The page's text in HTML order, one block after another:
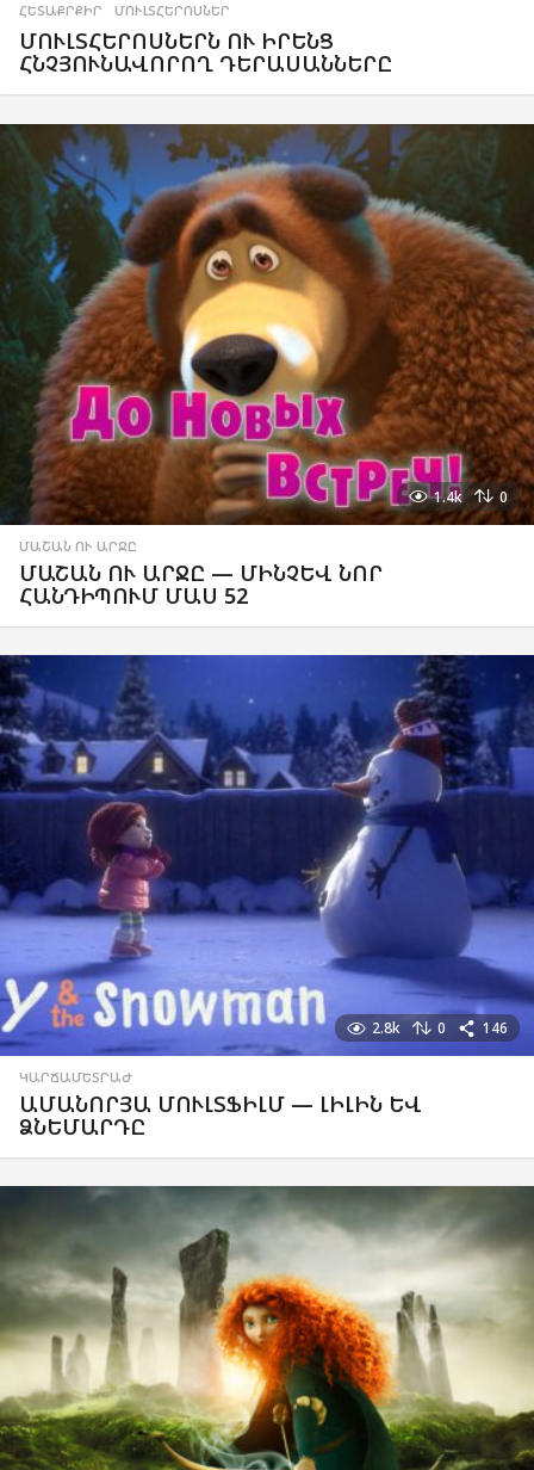
ՀԵՏԱՔՐՔԻՐ ,ՄՈՒԼՏՀԵՐՈՍՆԵՐ
ՄՈՒԼՏՀԵՐՈՍՆԵՐՆ ՈՒ ԻՐԵՆՑ
ՀՆՉՅՈՒՆԱՎՈՐՈՂ ԴԵՐԱՍԱՆՆԵՐԸ
1.4k 0
ՄԱՇԱՆ ՈՒ ԱՐՋԸ
ՄԱՇԱՆ ՈՒ ԱՐՋԸ — ՄԻՆՉԵՎ ՆՈՐ
ՀԱՆԴԻՊՈՒՄ ՄԱՍ 52
2.8k 0 146
ԿԱՐՃԱՄԵՏՐԱԺ
ԱՄԱՆՈՐՅԱ ՄՈՒԼՏՖԻԼՄ — ԼԻԼԻՆ ԵՎ
ՁՆԵՄԱՐԴԸ